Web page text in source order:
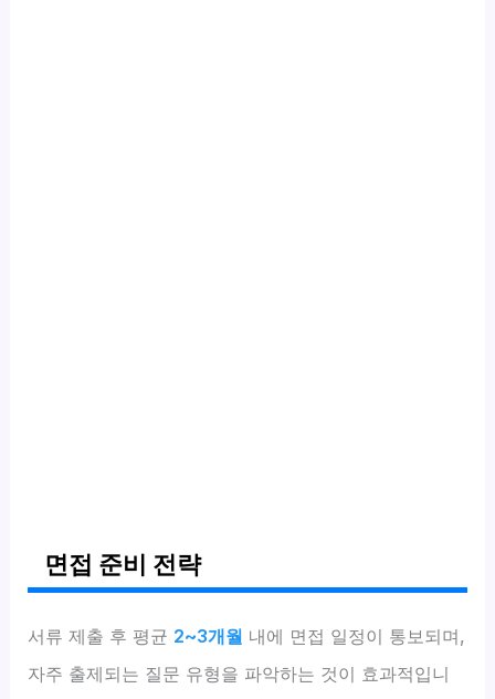
면접 준비 전략
서류 제출 후 평균 2~3개월 내에 면접 일정이 통보되며,
자주 출제되는 질문 유형을 파악하는 것이 효과적입니